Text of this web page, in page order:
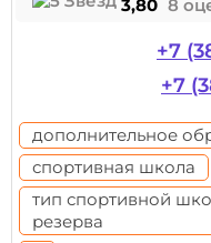
3,80 8
+7
+7
дополнительное
спортивная школа
тип спортивной
резерва